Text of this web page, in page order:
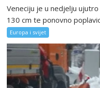
Veneciju je u nedjelju
130 cm te ponovno
Europa i svijet